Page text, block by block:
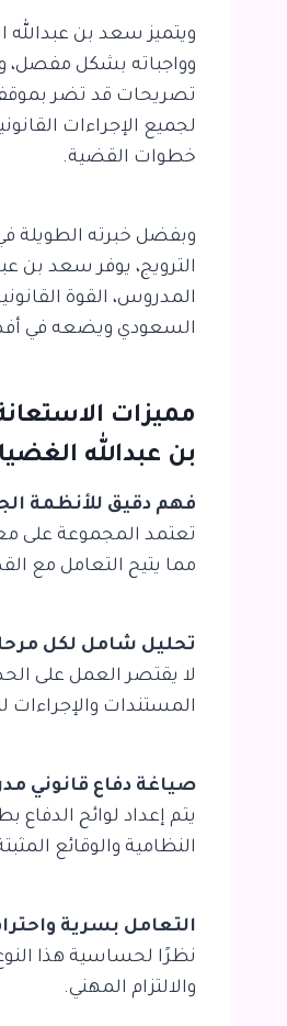
ويتميز سعد بن
وواجباته بشكل مفصل،
تصريحات قد تضر بموقفه.
لجميع الإجراءات
خطوات القضية.
وبفضل خبرته الطويلة
الترويج، يوفر سعد بن
المدروس، القوة
السعودي ويضعه في
مميزات
بن عبدالله
فهم دقيق للأنظمة
تعتمد المجموعة على
مما يتيح التعامل مع
تحليل شامل لكل
لا يقتصر العمل على
المستندات والإجراءات
صياغة دفاع قانوني
يتم إعداد لوائح الدفاع
النظامية والوقائع
التعامل بسرية
نظرًا لحساسية هذا
والالتزام المهني.